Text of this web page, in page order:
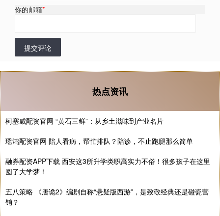
你的邮箱*
提交评论
热点资讯
柯塞威配资官网 “黄石三鲜”：从乡土滋味到产业名片
瑶鸿配资官网 陪人看病，帮忙排队？陪诊，不止跑腿那么简单
融券配资APP下载 西安这3所升学类职高实力不俗！很多孩子在这里
圆了大学梦！
五八策略 《唐诡2》编剧自称“悬疑版西游”，是致敬经典还是碰瓷营
销？